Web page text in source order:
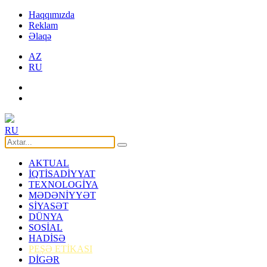
Haqqımızda
Reklam
Əlaqə
AZ
RU
RU
AKTUAL
İQTİSADİYYAT
TEXNOLOGİYA
MƏDƏNİYYƏT
SİYASƏT
DÜNYA
SOSİAL
HADİSƏ
PEŞƏ ETİKASI
DİGƏR